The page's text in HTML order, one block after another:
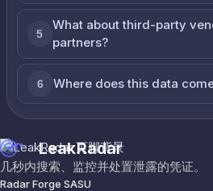
5
What about third-party
partners?
6 Where does this data
LeakRadar
几秒内搜索、监控并处置泄露的凭证。
Radar Forge SASU